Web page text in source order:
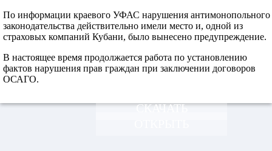
По информации краевого УФАС нарушения антимонопольного
законодательства действительно имели место и, одной из
страховых компаний Кубани, было вынесено предупреждение.
В настоящее время продолжается работа по установлению
фактов нарушения прав граждан при заключении договоров
ОСАГО.
СКАЧАТЬ